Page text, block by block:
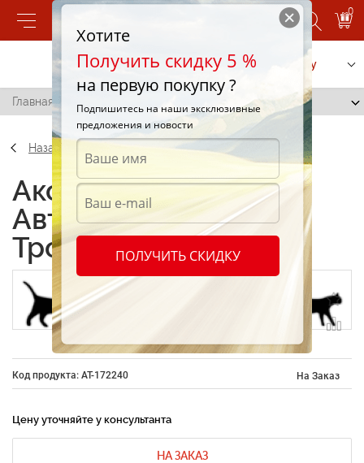
0
Позвонить Заказать услугу
Главная / Автонаклейки "Кошки Трофейные"
Назад
Аксессуары
Автонаклейки "Кошки
Трофейные"
Код продукта: AT-172240 На Заказ
Цену уточняйте у консультанта
НА ЗАКАЗ
Хотите
Получить скидку 5 %
на первую покупку ?
Подпишитесь на наши эксклюзивные
предложения и новости
ПОЛУЧИТЬ СКИДКУ